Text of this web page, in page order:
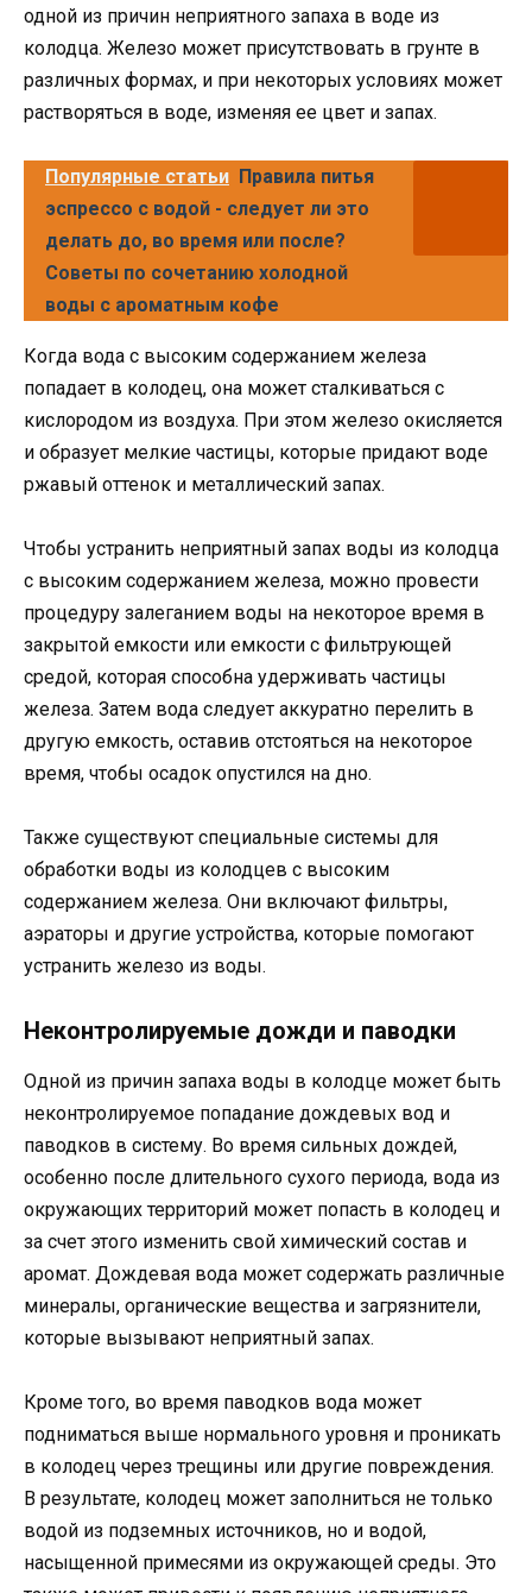
одной из причин неприятного запаха в воде из
колодца. Железо может присутствовать в грунте в
различных формах, и при некоторых условиях может
растворяться в воде, изменяя ее цвет и запах.
Популярные статьи Правила питья
эспрессо с водой - следует ли это
делать до, во время или после?
Советы по сочетанию холодной
воды с ароматным кофе
Когда вода с высоким содержанием железа
попадает в колодец, она может сталкиваться с
кислородом из воздуха. При этом железо окисляется
и образует мелкие частицы, которые придают воде
ржавый оттенок и металлический запах.
Чтобы устранить неприятный запах воды из колодца
с высоким содержанием железа, можно провести
процедуру залеганием воды на некоторое время в
закрытой емкости или емкости с фильтрующей
средой, которая способна удерживать частицы
железа. Затем вода следует аккуратно перелить в
другую емкость, оставив отстояться на некоторое
время, чтобы осадок опустился на дно.
Также существуют специальные системы для
обработки воды из колодцев с высоким
содержанием железа. Они включают фильтры,
аэраторы и другие устройства, которые помогают
устранить железо из воды.
Неконтролируемые дожди и паводки
Одной из причин запаха воды в колодце может быть
неконтролируемое попадание дождевых вод и
паводков в систему. Во время сильных дождей,
особенно после длительного сухого периода, вода из
окружающих территорий может попасть в колодец и
за счет этого изменить свой химический состав и
аромат. Дождевая вода может содержать различные
минералы, органические вещества и загрязнители,
которые вызывают неприятный запах.
Кроме того, во время паводков вода может
подниматься выше нормального уровня и проникать
в колодец через трещины или другие повреждения.
В результате, колодец может заполниться не только
водой из подземных источников, но и водой,
насыщенной примесями из окружающей среды. Это